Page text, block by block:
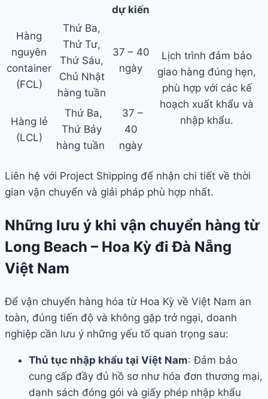
dự kiến
Hàng
nguyên
container
(FCL)
Thứ Ba,
Thứ Tư,
Thứ Sáu,
Chủ Nhật
hàng tuần
37 – 40
ngày
Lịch trình đảm bảo
giao hàng đúng hẹn,
phù hợp với các kế
hoạch xuất khẩu và
nhập khẩu.
Hàng lẻ
(LCL)
Thứ Ba,
Thứ Bảy
hàng tuần
37 –
40
ngày
Liên hệ với Project Shipping để nhận chi tiết về thời
gian vận chuyển và giải pháp phù hợp nhất.
Những lưu ý khi vận chuyển hàng từ
Long Beach – Hoa Kỳ đi Đà Nẵng
Việt Nam
Để vận chuyển hàng hóa từ Hoa Kỳ về Việt Nam an
toàn, đúng tiến độ và không gặp trở ngại, doanh
nghiệp cần lưu ý những yếu tố quan trọng sau:
Thủ tục nhập khẩu tại Việt Nam: Đảm bảo
cung cấp đầy đủ hồ sơ như hóa đơn thương mại,
danh sách đóng gói và giấy phép nhập khẩu